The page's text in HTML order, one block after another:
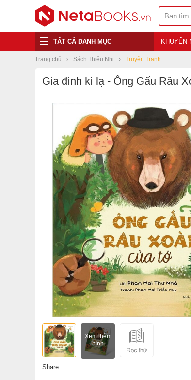
TẤT CẢ DANH MỤC KHUYẾN
Trang chủ Sách Thiếu Nhi Truyện Tranh
Gia đình kì lạ - Ông Gấu Râu
Xem thêm
hình
Share: